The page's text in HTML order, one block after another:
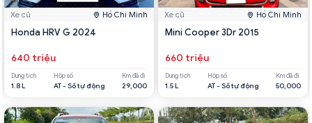
Xe cũ Hồ Chí Minh
Honda HRV G 2024
640 triệu
Dung tích
1.8 L
Hộp số
AT - Số tự động
Km đã đi
29,000
Xe cũ Hồ Chí Minh
Mini Cooper 3Dr 2015
660 triệu
Dung tích
1.5 L
Hộp số
AT - Số tự động
Km đã đi
50,000